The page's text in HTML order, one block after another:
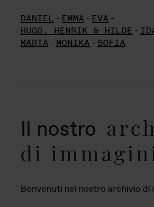
DANIEL - EMMA - EVA -
HUGO, HENRIK & HILDE -
MARTA - MONIKA - SOFIA
Il nostro
di
Benvenuti nel nostro archivio di